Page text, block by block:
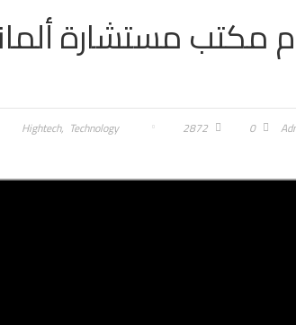
مكتب مستشارة
0
2872
Hightech Technology